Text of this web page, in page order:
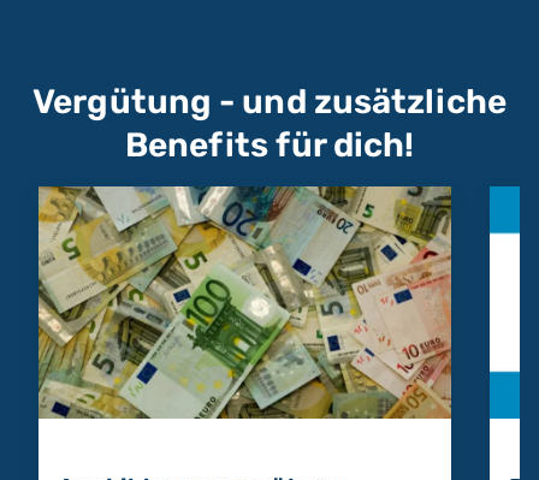
Vergütung - und zusätzliche
Benefits für dich!